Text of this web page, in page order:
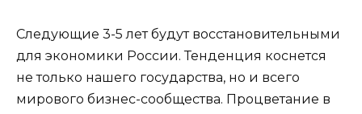
Следующие 3-5 лет будут восстановительными
для экономики России. Тенденция коснется
не только нашего государства, но и всего
мирового бизнес-сообщества. Процветание в